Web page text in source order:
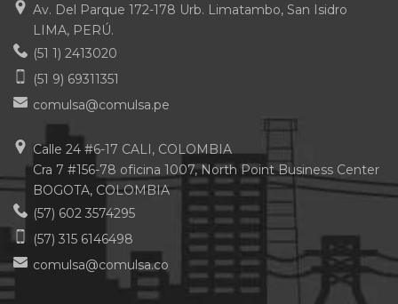
Av. Del Parque 172-178 Urb. Limatambo, San Isidro
LIMA, PERÚ.
(51 1) 2413020
(51 9) 69311351
comulsa@comulsa.pe
Calle 24 #6-17 CALI, COLOMBIA
Cra 7 #156-78 oficina 1007, North Point Business Center
BOGOTA, COLOMBIA
(57) 602 3574295
(57) 315 6146498
comulsa@comulsa.co